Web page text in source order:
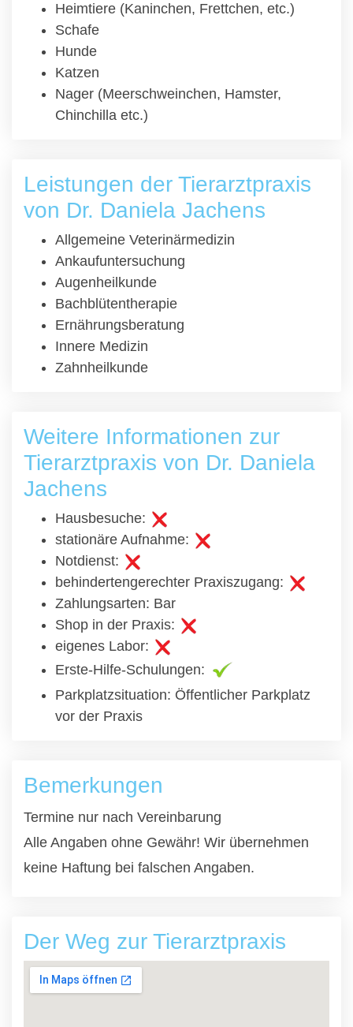
Heimtiere (Kaninchen, Frettchen, etc.)
Schafe
Hunde
Katzen
Nager (Meerschweinchen, Hamster,
Chinchilla etc.)
Leistungen der Tierarztpraxis
von Dr. Daniela Jachens
Allgemeine Veterinärmedizin
Ankaufuntersuchung
Augenheilkunde
Bachblütentherapie
Ernährungsberatung
Innere Medizin
Zahnheilkunde
Weitere Informationen zur
Tierarztpraxis von Dr. Daniela
Jachens
Hausbesuche:
stationäre Aufnahme:
Notdienst:
behindertengerechter Praxiszugang:
Zahlungsarten: Bar
Shop in der Praxis:
eigenes Labor:
Erste-Hilfe-Schulungen:
Parkplatzsituation: Öffentlicher Parkplatz
vor der Praxis
Bemerkungen
Termine nur nach Vereinbarung
Alle Angaben ohne Gewähr! Wir übernehmen
keine Haftung bei falschen Angaben.
Der Weg zur Tierarztpraxis